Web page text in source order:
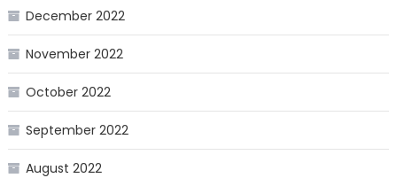
December 2022
November 2022
October 2022
September 2022
August 2022